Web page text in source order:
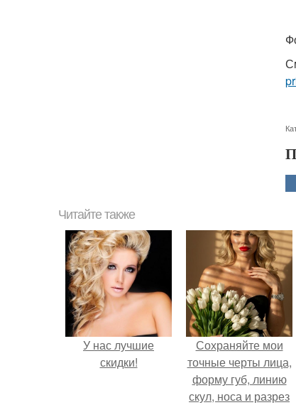
Читайте также
У нас лучшие
скидки!
Сохраняйте мои
точные черты лица,
форму губ, линию
скул, носа и разрез